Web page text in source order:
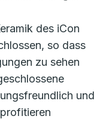
des iCon
so dass
zu sehen
und